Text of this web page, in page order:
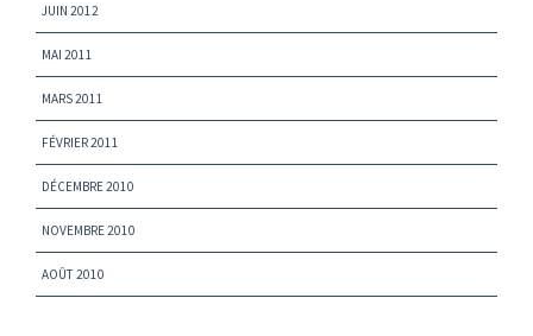
JUIN 2012
MAI 2011
MARS 2011
FÉVRIER 2011
DÉCEMBRE 2010
NOVEMBRE 2010
AOÛT 2010